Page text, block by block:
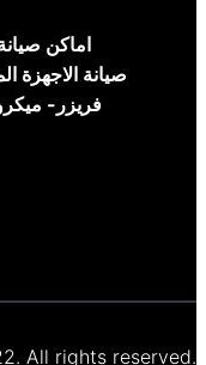
اماكن
صيانة الاجهزة
فريزر-
All rights reserved.